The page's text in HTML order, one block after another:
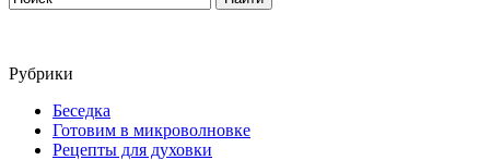
Рубрики
Беседка
Готовим в микроволновке
Рецепты для духовки